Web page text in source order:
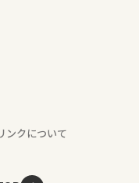
ンクについて